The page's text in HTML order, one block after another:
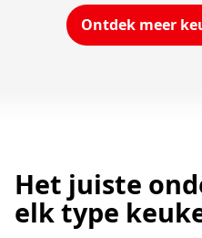
Ontdek meer
Het juiste
elk type